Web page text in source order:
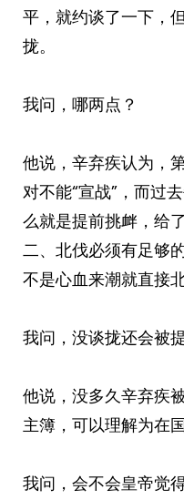
平，就约谈了一下，
拢。
我问，哪两点？
他说，辛弃疾认为，
对不能“宣战”，而过
么就是提前挑衅，给
二、北伐必须有足够
不是心血来潮就直接北
我问，没谈拢还会被
他说，没多久辛弃疾
主簿，可以理解为在
我问，会不会皇帝觉